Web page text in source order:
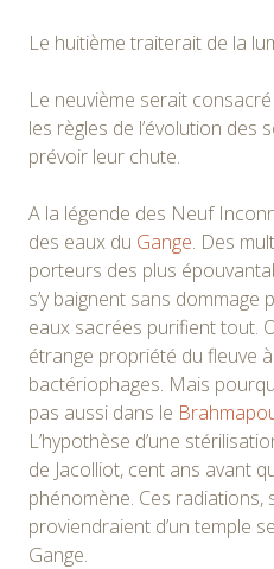
Le huitième traiterait de la
Le neuvième serait
les règles de l’évolution des
prévoir leur chute.
A la légende des Neuf
des eaux du Gange. Des
porteurs des plus
s’y baignent sans
eaux sacrées purifient tout.
étrange propriété du fleuve
bactériophages. Mais
pas aussi dans le
L’hypothèse d’une
de Jacolliot, cent ans avant
phénomène. Ces radiations,
proviendraient d’un temple
Gange.